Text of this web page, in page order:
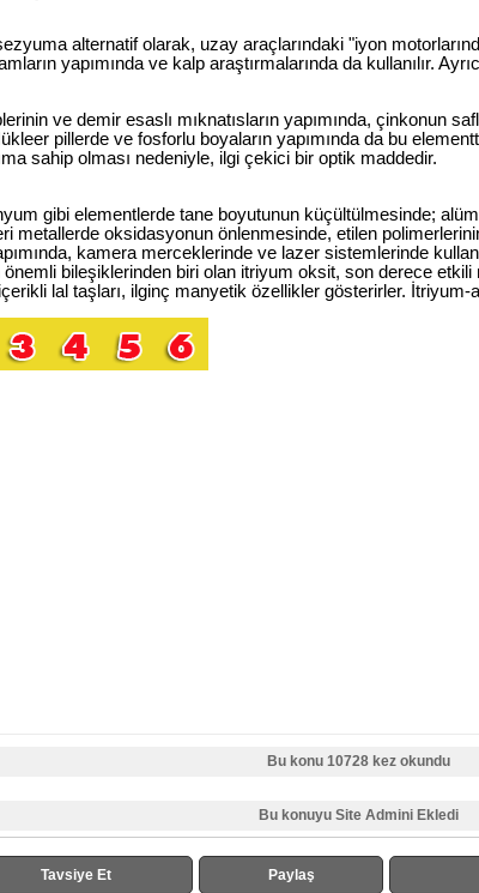
alternatif olarak, uzay araçlarındaki "iyon
yapımında ve kalp araştırmalarında da kullanılır.
ve demir esaslı mıknatısların yapımında, çinkonun
pillerde ve fosforlu boyaların yapımında da bu
sahip olması nedeniyle, ilgi çekici bir optik maddedir.
gibi elementlerde tane boyutunun küçültülmesinde;
metallerde oksidasyonun önlenmesinde, etilen
kamera merceklerinde ve lazer sistemlerinde
önemli bileşiklerinden biri olan itriyum oksit, son derece
lal taşları, ilginç manyetik özellikler gösterirler.
Bu konu 10728 kez okundu
Bu konuyu Site Admini Ekledi
Tavsiye Et Paylaş